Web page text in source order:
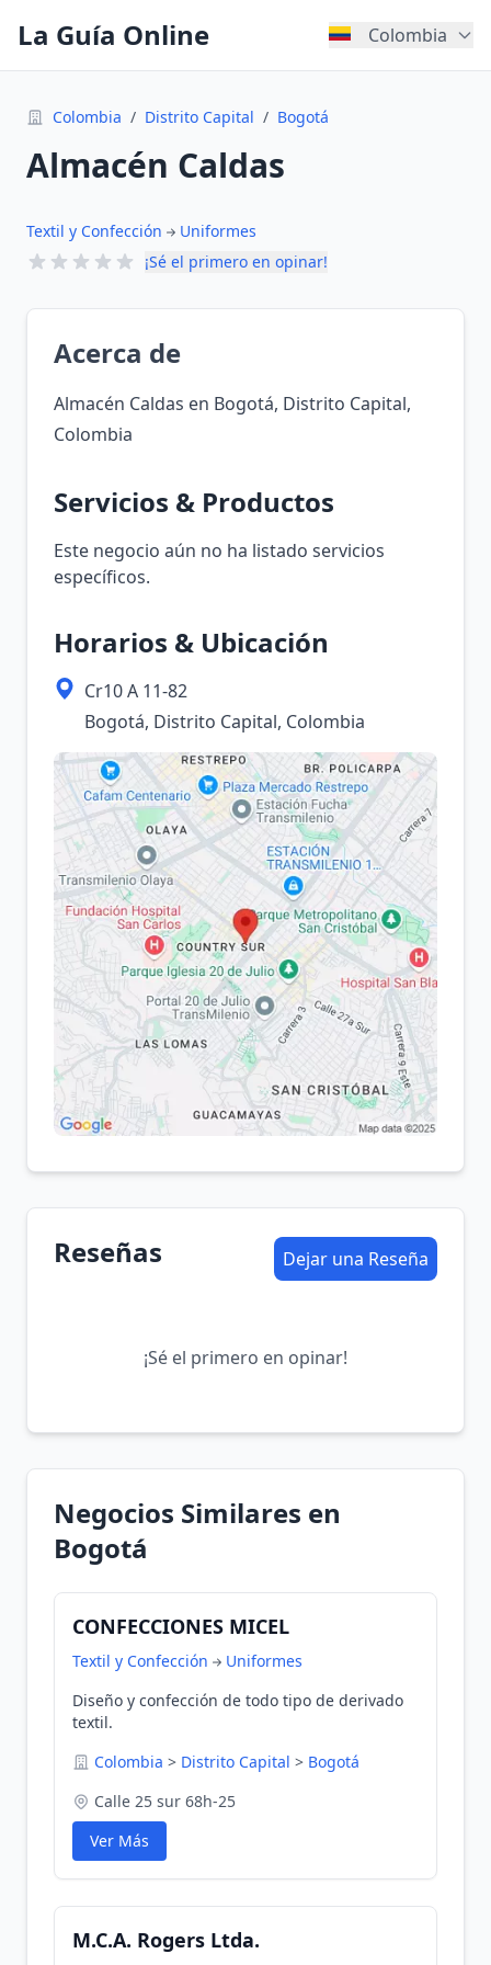
La Guía Online Colombia
Colombia / Distrito Capital / Bogotá
Almacén Caldas
Textil y Confección
Uniformes
¡Sé el primero en opinar!
Acerca de
Almacén Caldas en Bogotá, Distrito Capital,
Colombia
Servicios & Productos
Este negocio aún no ha listado servicios
específicos.
Horarios & Ubicación
Cr10 A 11-82
Bogotá, Distrito Capital, Colombia
Reseñas Dejar una Reseña
¡Sé el primero en opinar!
Negocios Similares en
Bogotá
CONFECCIONES MICEL
Textil y Confección
Uniformes
Diseño y confección de todo tipo de derivado
textil.
Colombia > Distrito Capital > Bogotá
Calle 25 sur 68h-25
Ver Más
M.C.A. Rogers Ltda.